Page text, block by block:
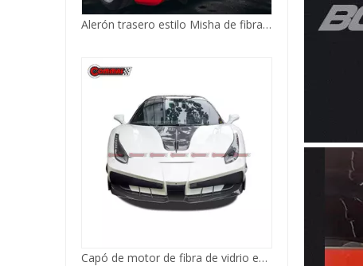
Alerón trasero estilo Misha de fibra de vidrio y fibra de carbono para Ferrari 488 GTB
Capó de motor de fibra de vidrio estilo Misha para Ferrari 488 GTB